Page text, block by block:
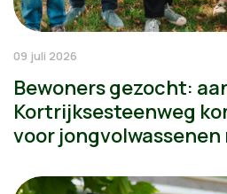
09 juli 2026
Bewoners gezocht:
Kortrijksesteenweg
voor jongvolwassenen